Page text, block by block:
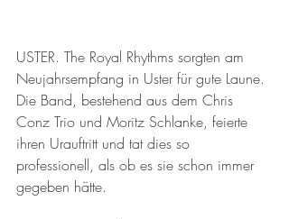
USTER. The Royal Rhythms sorgten am
Neujahrsempfang in Uster für gute Laune.
Die Band, bestehend aus dem Chris
Conz Trio und Moritz Schlanke, feierte
ihren Urauftritt und tat dies so
professionell, als ob es sie schon immer
gegeben hätte.